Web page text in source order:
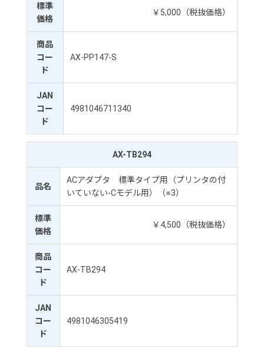
標準
価格
￥5,000（税抜価格）
商品
コー
ド
AX-PP147-S
JAN
コー
ド
4981046711340
AX-TB294
品名
ACアダプタ 標準タイプ用（プリンタの付
いていない-Cモデル用）（※3）
標準
価格
￥4,500（税抜価格）
商品
コー
ド
AX-TB294
JAN
コー
ド
4981046305419